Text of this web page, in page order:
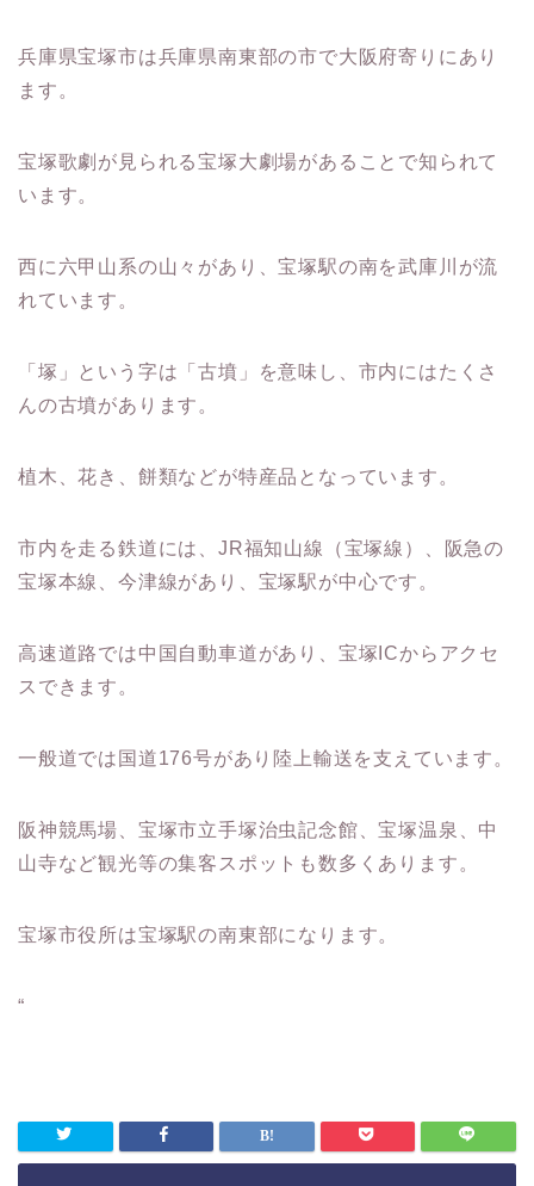
兵庫県宝塚市は兵庫県南東部の市で大阪府寄りにあり
ます。
宝塚歌劇が見られる宝塚大劇場があることで知られて
います。
西に六甲山系の山々があり、宝塚駅の南を武庫川が流
れています。
「塚」という字は「古墳」を意味し、市内にはたくさ
んの古墳があります。
植木、花き、餅類などが特産品となっています。
市内を走る鉄道には、JR福知山線（宝塚線）、阪急の
宝塚本線、今津線があり、宝塚駅が中心です。
高速道路では中国自動車道があり、宝塚ICからアクセ
スできます。
一般道では国道176号があり陸上輸送を支えています。
阪神競馬場、宝塚市立手塚治虫記念館、宝塚温泉、中
山寺など観光等の集客スポットも数多くあります。
宝塚市役所は宝塚駅の南東部になります。
“